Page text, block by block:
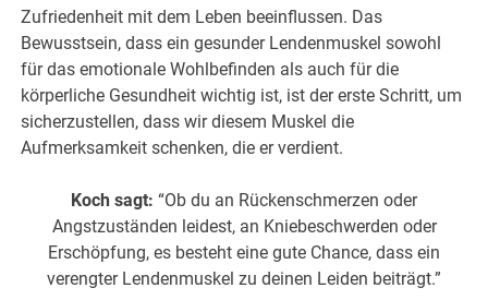
Zufriedenheit mit dem Leben beeinflussen. Das
Bewusstsein, dass ein gesunder Lendenmuskel sowohl
für das emotionale Wohlbefinden als auch für die
körperliche Gesundheit wichtig ist, ist der erste Schritt, um
sicherzustellen, dass wir diesem Muskel die
Aufmerksamkeit schenken, die er verdient.
Koch sagt: “Ob du an Rückenschmerzen oder
Angstzuständen leidest, an Kniebeschwerden oder
Erschöpfung, es besteht eine gute Chance, dass ein
verengter Lendenmuskel zu deinen Leiden beiträgt.”